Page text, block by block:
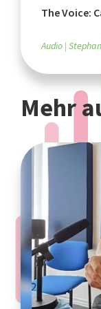
The Voice:
Audio
Mehr